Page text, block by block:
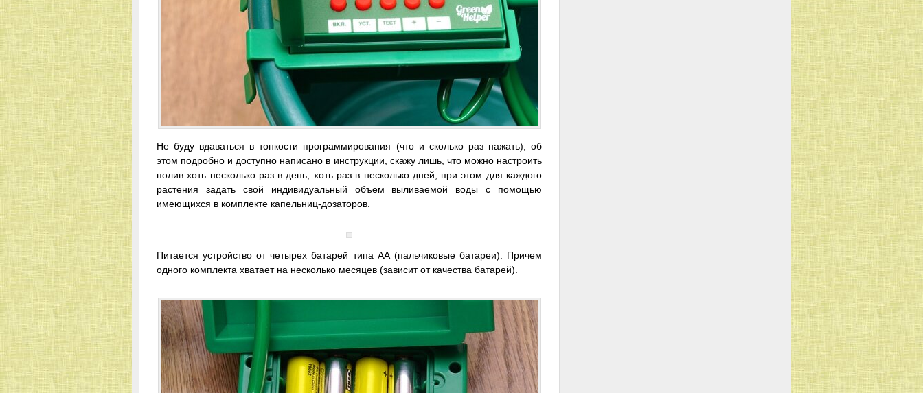
Не буду вдаваться в тонкости программирования (что и сколько раз нажать), об
этом подробно и доступно написано в инструкции, скажу лишь, что можно настроить
полив хоть несколько раз в день, хоть раз в несколько дней, при этом для каждого
растения задать свой индивидуальный объем выливаемой воды с помощью
имеющихся в комплекте капельниц-дозаторов.
Питается устройство от четырех батарей типа АА (пальчиковые батареи). Причем
одного комплекта хватает на несколько месяцев (зависит от качества батарей).